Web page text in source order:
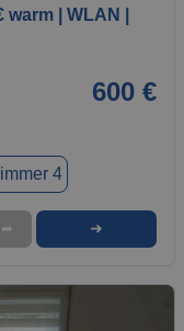
| WLAN |
600 €
4
➦ ➜